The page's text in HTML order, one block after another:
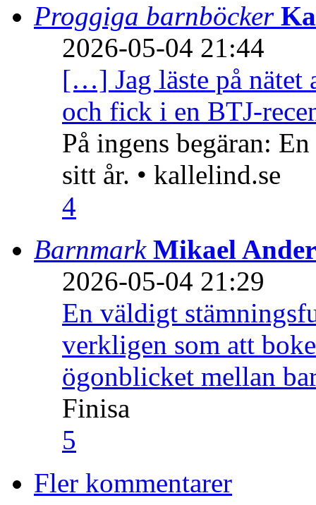
Proggiga barnböcker
2026-05-04 21:44
[…] Jag läste på nätet
och fick i en BTJ-
På ingens begäran:
sitt år. • kallelind.se
4
Barnmark Mikael
2026-05-04 21:29
En väldigt
verkligen som att
ögonblicket mellan
Finisa
5
Fler kommentarer